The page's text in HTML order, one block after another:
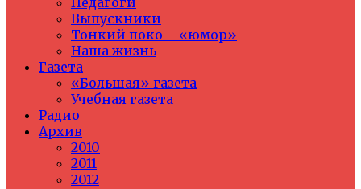
Выпускники
Тонкий поко – «юмор»
Наша жизнь
Газета
«Большая» газета
Учебная газета
Радио
Архив
2010
2011
2012